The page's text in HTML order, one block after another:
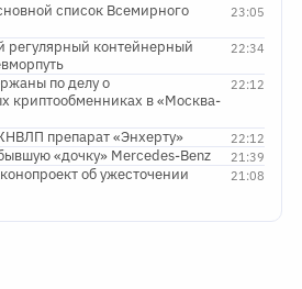
23:05
список Всемирного
22:34
регулярный контейнерный
22:12
по делу о
криптообменниках в «Москва-
22:12
препарат «Энхерту»
21:39
«дочку» Mercedes-Benz
21:08
об ужесточении